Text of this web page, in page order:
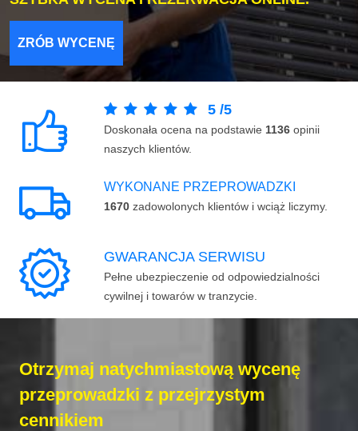
ZRÓB WYCENĘ
5 /5
Doskonała ocena na podstawie 1136 opinii
naszych klientów.
WYKONANE PRZEPROWADZKI
1670 zadowolonych klientów i wciąż liczymy.
GWARANCJA SERWISU
Pełne ubezpieczenie od odpowiedzialności
cywilnej i towarów w tranzycie.
Otrzymaj natychmiastową wycenę
przeprowadzki z przejrzystym
cennikiem